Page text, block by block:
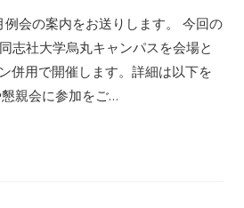
会の案内をお送りします。 今回の
志社大学烏丸キャンパスを会場と
併用で開催します。詳細は以下を
親会に参加をご…